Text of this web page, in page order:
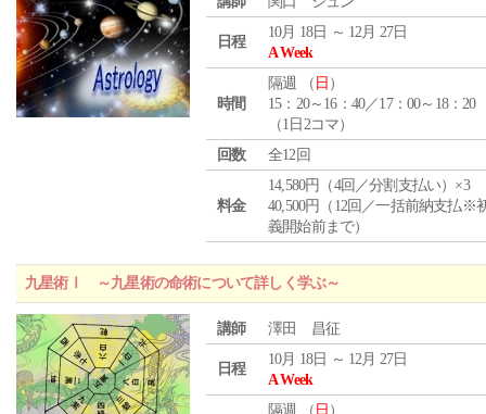
日程
10月 18日 ～ 12月 27日
A Week
時間
隔週 （ 日 ）
15：20～16：40／17：00～18：20
（1日2コマ）
回数
全12回
料金
14,580円（4回／分割支払い）×3
40,500円（12回／一括前納支払※
義開始前まで）
九星術Ⅰ ～九星術の命術について詳しく学ぶ～
講師 澤田 昌征
日程
10月 18日 ～ 12月 27日
A Week
隔週 （ 日 ）